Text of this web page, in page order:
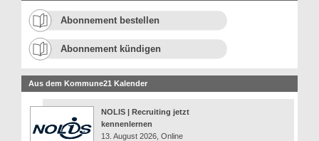
Abonnement bestellen
Abonnement kündigen
Aus dem Kommune21 Kalender
NOLIS | Recruiting jetzt
kennenlernen
13. August 2026, Online